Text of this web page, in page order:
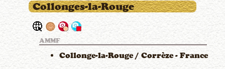
Collonges-la-Rouge
AMMF
Collonge-la-Rouge / Corrèze - France